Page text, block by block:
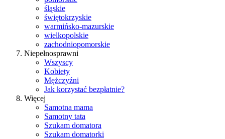
śląskie
świętokrzyskie
warmińsko-mazurskie
wielkopolskie
zachodniopomorskie
Niepełnosprawni
Wszyscy
Kobiety
Mężczyźni
Jak korzystać bezpłatnie?
Więcej
Samotna mama
Samotny tata
Szukam domatora
Szukam domatorki